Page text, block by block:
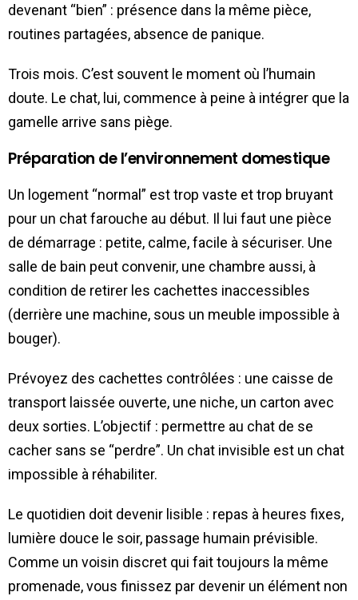
devenant “bien” : présence dans la même pièce,
routines partagées, absence de panique.
Trois mois. C’est souvent le moment où l’humain
doute. Le chat, lui, commence à peine à intégrer que la
gamelle arrive sans piège.
Préparation de l’environnement domestique
Un logement “normal” est trop vaste et trop bruyant
pour un chat farouche au début. Il lui faut une pièce
de démarrage : petite, calme, facile à sécuriser. Une
salle de bain peut convenir, une chambre aussi, à
condition de retirer les cachettes inaccessibles
(derrière une machine, sous un meuble impossible à
bouger).
Prévoyez des cachettes contrôlées : une caisse de
transport laissée ouverte, une niche, un carton avec
deux sorties. L’objectif : permettre au chat de se
cacher sans se “perdre”. Un chat invisible est un chat
impossible à réhabiliter.
Le quotidien doit devenir lisible : repas à heures fixes,
lumière douce le soir, passage humain prévisible.
Comme un voisin discret qui fait toujours la même
promenade, vous finissez par devenir un élément non